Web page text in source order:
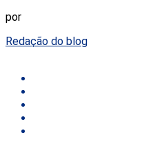
por
Redação do blog